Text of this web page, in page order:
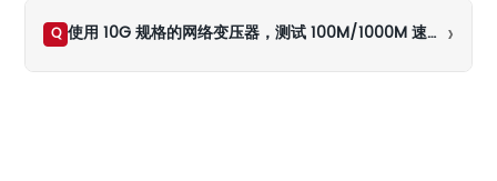
Q 使用 10G 规格的网络变压器，测试 100M/1000M 速率下的百米传输时结果不通过（NG），是什么原因导致的？ ›